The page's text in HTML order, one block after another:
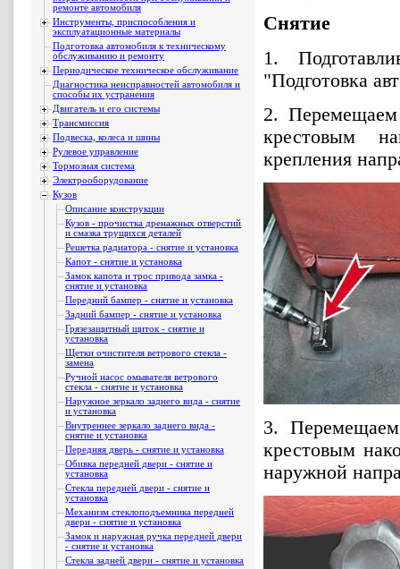
ремонте автомобиля
Инструменты, приспособления и
эксплуатационные материалы
Подготовка автомобиля к техническому
обслуживанию и ремонту
Периодическое техническое обслуживание
Диагностика неисправностей автомобиля и
способы их устранения
Двигатель и его системы
Трансмиссия
Подвеска, колеса и шины
Рулевое управление
Тормозная система
Электрооборудование
Кузов
Описание конструкции
Кузов - прочистка дренажных отверстий
и смазка трущихся деталей
Решетка радиатора - снятие и установка
Капот - снятие и установка
Замок капота и трос привода замка -
снятие и установка
Передний бампер - снятие и установка
Задний бампер - снятие и установка
Грязезащитный щиток - снятие и
установка
Щетки очистителя ветрового стекла -
замена
Ручной насос омывателя ветрового
стекла - снятие и установка
Наружное зеркало заднего вида - снятие
и установка
Внутреннее зеркало заднего вида -
снятие и установка
Передняя дверь - снятие и установка
Обивка передней двери - снятие и
установка
Стекла передней двери - снятие и
установка
Механизм стеклоподъемника передней
двери - снятие и установка
Замок и наружная ручка передней двери
- снятие и установка
Стекла задней двери - снятие и установка
Снятие
1.
"Подготовка
2. Перемещаем
крестовым
крепления
3.
крестовым
наружной